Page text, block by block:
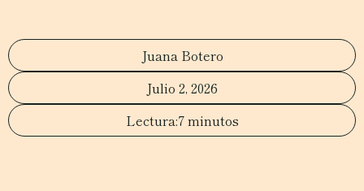
Juana Botero
Julio 2, 2026
7 minutos